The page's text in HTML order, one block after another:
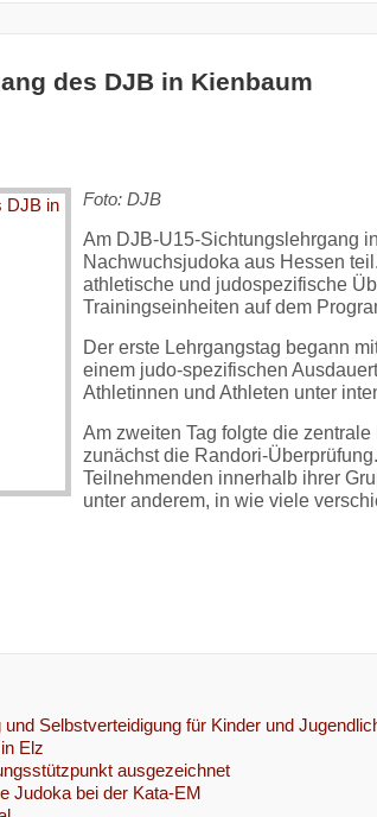
des DJB in Kienbaum
Foto: DJB
Am DJB-U15-Sichtungslehrgang
Nachwuchsjudoka aus Hessen
athletische und judospezifische
Trainingseinheiten auf dem
Der erste Lehrgangstag begann
einem judo-spezifischen
Athletinnen und Athleten unter
Am zweiten Tag folgte die
zunächst die Randori-
Teilnehmenden innerhalb ihrer
unter anderem, in wie viele
Selbstverteidigung für Kinder und
Elz
ausgezeichnet
Judoka bei der Kata-EM